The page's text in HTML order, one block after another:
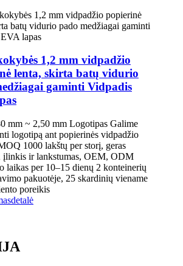
1,2 mm vidpadžio
lenta, skirta batų vidurio
gaminti Vidpadis
mm ~ 2,50 mm Logotipas Galime
logotipą ant popierinės vidpadžio
1000 lakštų per storį, geras
įlinkis ir lankstumas, OEM, ODM
laikas per 10–15 dienų 2 konteinerių
pakuotėje, 25 skardinių viename
poreikis
detalė